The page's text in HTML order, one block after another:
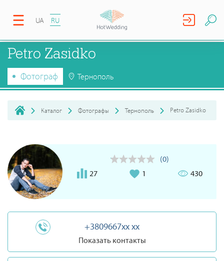
UA RU
Petro Zasidko
Фотограф Тернополь
Каталог Фотографы Тернополь Petro Zasidko
(0)
27
1 430
+3809667xx xx
Показать контакты